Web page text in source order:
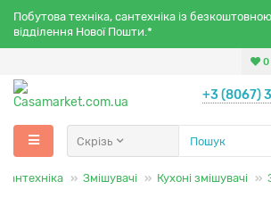
Побутова техніка, сантехніка із
відділення Нової Пошти.*
0
+3 (8067)
Скрізь
Сантехніка Змішувачі Кухоні змішувачі